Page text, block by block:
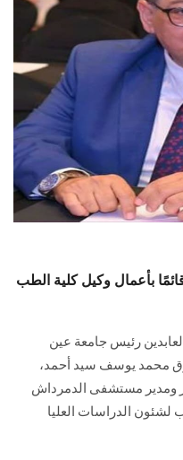
بأعمال وكيل كلية الطب
رئيس جامعة عين
محمد يوسف سيد أحمد،
ومدير مستشفى الدمرداش
لشئون الدراسات العليا